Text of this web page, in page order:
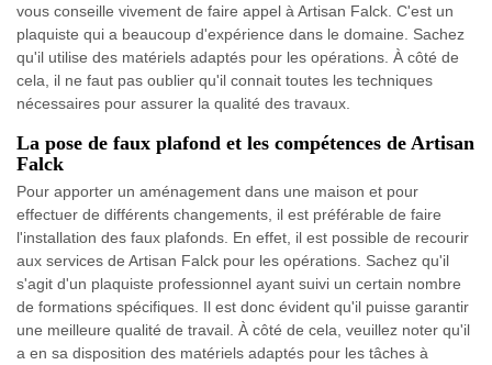
vous conseille vivement de faire appel à Artisan Falck. C'est un
plaquiste qui a beaucoup d'expérience dans le domaine. Sachez
qu'il utilise des matériels adaptés pour les opérations. À côté de
cela, il ne faut pas oublier qu'il connait toutes les techniques
nécessaires pour assurer la qualité des travaux.
La pose de faux plafond et les compétences de Artisan
Falck
Pour apporter un aménagement dans une maison et pour
effectuer de différents changements, il est préférable de faire
l'installation des faux plafonds. En effet, il est possible de recourir
aux services de Artisan Falck pour les opérations. Sachez qu'il
s'agit d'un plaquiste professionnel ayant suivi un certain nombre
de formations spécifiques. Il est donc évident qu'il puisse garantir
une meilleure qualité de travail. À côté de cela, veuillez noter qu'il
a en sa disposition des matériels adaptés pour les tâches à